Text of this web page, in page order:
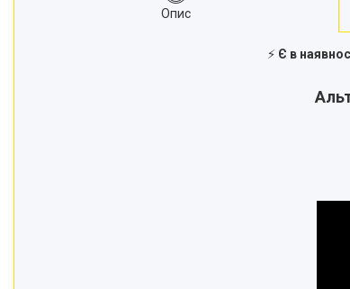
Опис
⚡ Є в